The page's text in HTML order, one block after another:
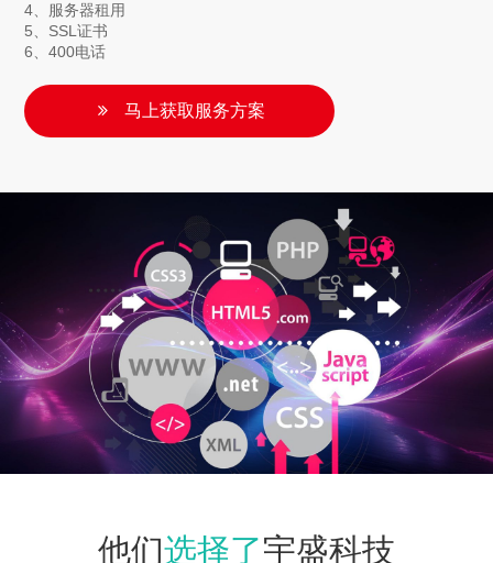
4、服务器租用
5、SSL证书
6、400电话
马上获取服务方案
他们选择了宇盛科技